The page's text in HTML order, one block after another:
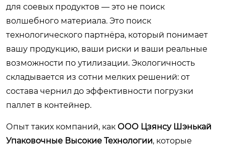
для соевых продуктов — это не поиск
волшебного материала. Это поиск
технологического партнёра, который понимает
вашу продукцию, ваши риски и ваши реальные
возможности по утилизации. Экологичность
складывается из сотни мелких решений: от
состава чернил до эффективности погрузки
паллет в контейнер.
Опыт таких компаний, как ООО Цзянсу Шэнькай
Упаковочные Высокие Технологии, которые